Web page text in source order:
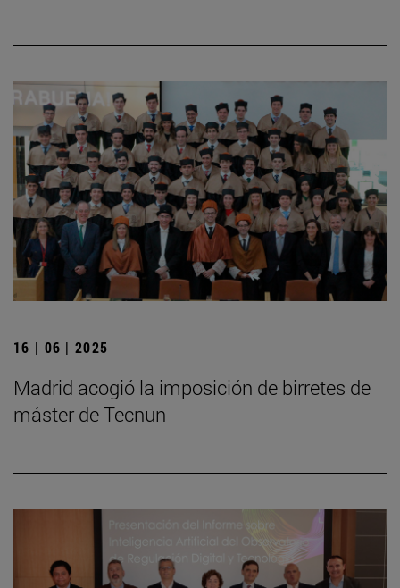
16 | 06 | 2025
Madrid acogió la imposición de birretes de
máster de Tecnun